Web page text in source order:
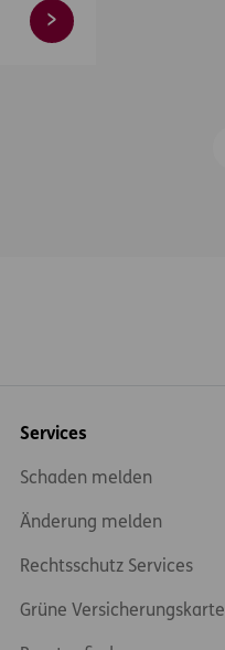
Services
Schaden melden
Änderung melden
Rechtsschutz Services
Grüne Versicherungskarte